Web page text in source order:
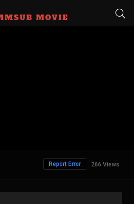
266 Views
Report Error